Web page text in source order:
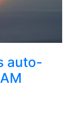
auto-